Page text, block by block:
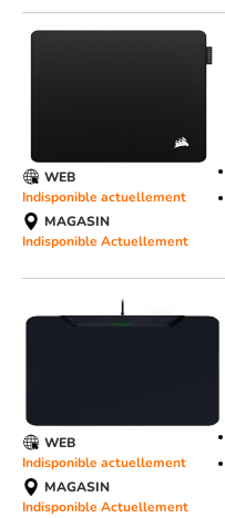
WEB
Indisponible actuellement
MAGASIN
Indisponible Actuellement
WEB
Indisponible actuellement
MAGASIN
Indisponible Actuellement